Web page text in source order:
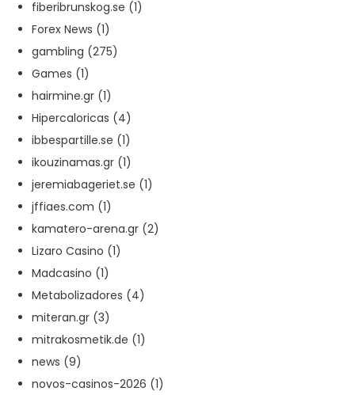
fiberibrunskog.se (1)
Forex News (1)
gambling (275)
Games (1)
hairmine.gr (1)
Hipercaloricas (4)
ibbespartille.se (1)
ikouzinamas.gr (1)
jeremiabageriet.se (1)
jffiaes.com (1)
kamatero-arena.gr (2)
Lizaro Casino (1)
Madcasino (1)
Metabolizadores (4)
miteran.gr (3)
mitrakosmetik.de (1)
news (9)
novos-casinos-2026 (1)